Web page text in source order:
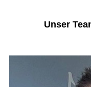
Unser